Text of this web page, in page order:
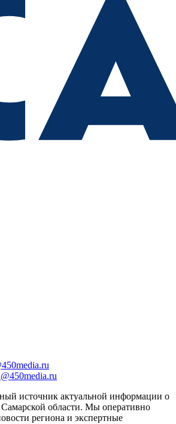
источник актуальной информации о
области. Мы оперативно
региона и экспертные